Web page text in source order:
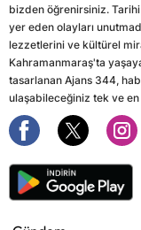
bizden öğrenirsiniz.
yer eden olayları
lezzetlerini ve kültürel
Kahramanmaraş'ta
tasarlanan Ajans 344,
ulaşabileceğiniz tek ve